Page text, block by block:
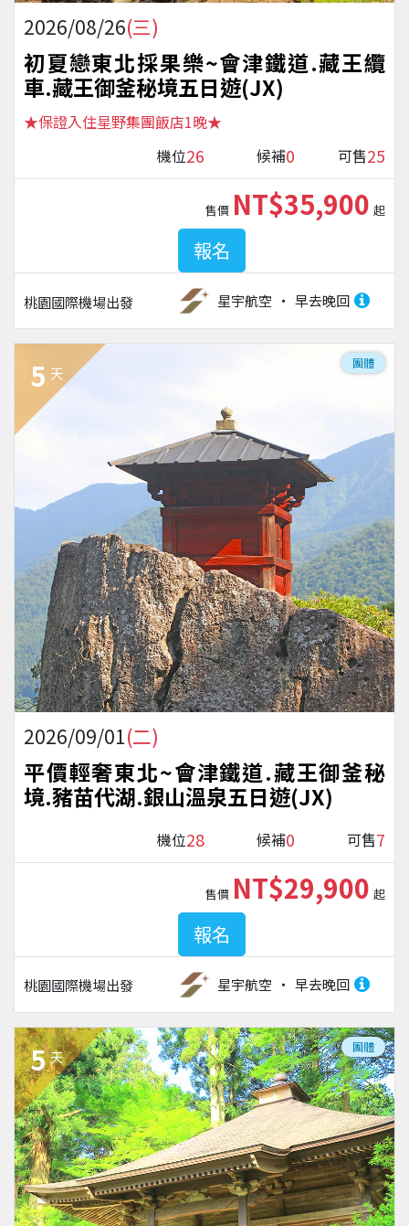
2026/08/26(三)
初夏戀東北採果樂~會津鐵道.藏王纜
車.藏王御釜秘境五日遊(JX)
★保證入住星野集團飯店1晚★
機位26 候補0 可售25
桃園國際機場出發 星宇航空 早去晚回
售價 NT$35,900 起
報名
5 天
團體
2026/09/01(二)
平價輕奢東北~會津鐵道.藏王御釜秘
境.豬苗代湖.銀山溫泉五日遊(JX)
機位28 候補0 可售7
桃園國際機場出發 星宇航空 早去晚回
售價 NT$29,900 起
報名
5 天
團體